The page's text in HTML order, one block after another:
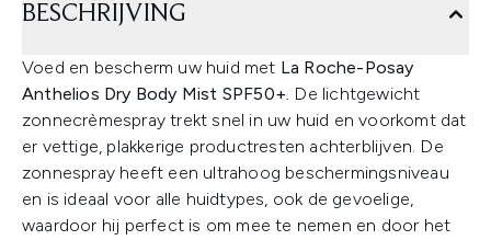
BESCHRIJVING
Voed en bescherm uw huid met La Roche-Posay
Anthelios Dry Body Mist SPF50+. De lichtgewicht
zonnecrèmespray trekt snel in uw huid en voorkomt dat
er vettige, plakkerige productresten achterblijven. De
zonnespray heeft een ultrahoog beschermingsniveau
en is ideaal voor alle huidtypes, ook de gevoelige,
waardoor hij perfect is om mee te nemen en door het